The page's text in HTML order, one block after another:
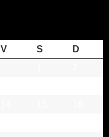
V S
D